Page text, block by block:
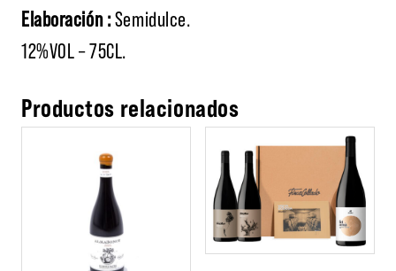
Elaboración :Semidulce.
12%VOL – 75CL.
Productos relacionados